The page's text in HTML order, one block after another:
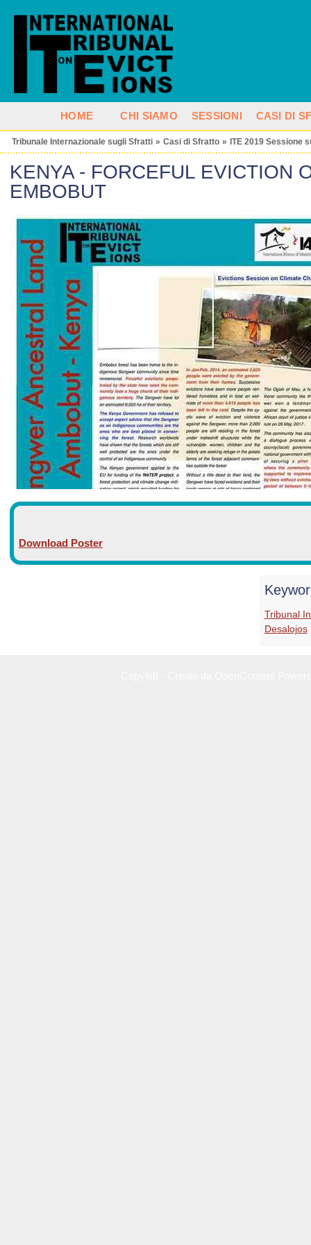
HOME CHI SIAMO SESSIONI CASI DI
Tribunale Internazionale sugli Sfratti » Casi di Sfratto » ITE 2019 Sessione
KENYA - FORCEFUL EVICTION
EMBOBUT
Download Poster
Tribunal
Desalojos